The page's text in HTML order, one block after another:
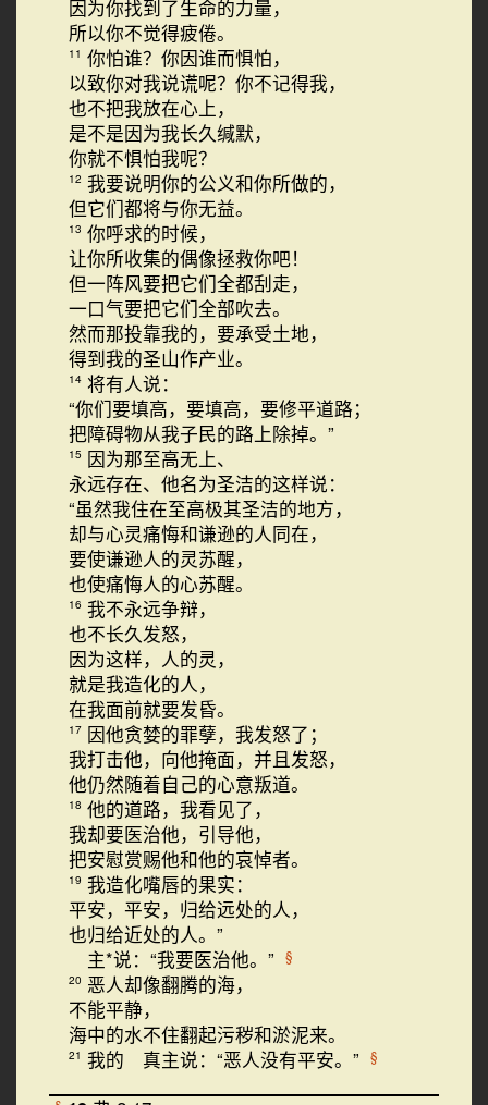
因为你找到了生命的力量，
所以你不觉得疲倦。
11 你怕谁？你因谁而惧怕，
以致你对我说谎呢？你不记得我，
也不把我放在心上，
是不是因为我长久缄默，
你就不惧怕我呢？
12 我要说明你的公义和你所做的，
但它们都将与你无益。
13 你呼求的时候，
让你所收集的偶像拯救你吧！
但一阵风要把它们全都刮走，
一口气要把它们全部吹去。
然而那投靠我的，要承受土地，
得到我的圣山作产业。
14 将有人说：
“你们要填高，要填高，要修平道路；
把障碍物从我子民的路上除掉。”
15 因为那至高无上、
永远存在、他名为圣洁的这样说：
“虽然我住在至高极其圣洁的地方，
却与心灵痛悔和谦逊的人同在，
要使谦逊人的灵苏醒，
也使痛悔人的心苏醒。
16 我不永远争辩，
也不长久发怒，
因为这样，人的灵，
就是我造化的人，
在我面前就要发昏。
17 因他贪婪的罪孽，我发怒了；
我打击他，向他掩面，并且发怒，
他仍然随着自己的心意叛道。
18 他的道路，我看见了，
我却要医治他，引导他，
把安慰赏赐他和他的哀悼者。
19 我造化嘴唇的果实：
平安，平安，归给远处的人，
也归给近处的人。”
主*说：“我要医治他。”
§
20 恶人却像翻腾的海，
不能平静，
海中的水不住翻起污秽和淤泥来。
21 我的 真主说：“恶人没有平安。” §